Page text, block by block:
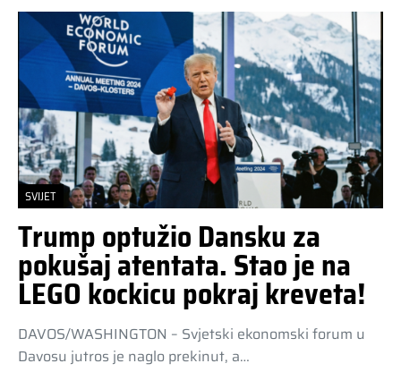
SVIJET
Trump optužio Dansku za
pokušaj atentata. Stao je na
LEGO kockicu pokraj kreveta!
DAVOS/WASHINGTON – Svjetski ekonomski forum u
Davosu jutros je naglo prekinut, a…